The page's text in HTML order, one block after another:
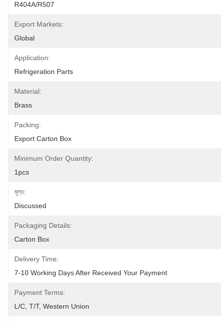
R404A/R507
Export Markets:
Global
Application:
Refrigeration Parts
Material:
Brass
Packing:
Export Carton Box
Minimum Order Quantity:
1pcs
মূল্য:
Discussed
Packaging Details:
Carton Box
Delivery Time:
7-10 Working Days After Received Your Payment
Payment Terms:
L/C, T/T, Western Union